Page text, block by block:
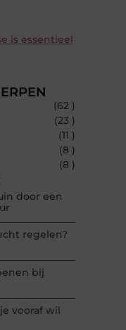
is essentieel
(62 )
(23 )
(11 )
(8 )
(8 )
door een
regelen?
bij
vooraf wil